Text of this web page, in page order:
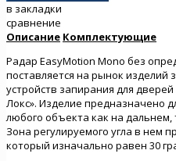
в закладки
сравнение
Описание Комплектующие
Радар EasyMotion Mono без
поставляется на рынок изделий
устройств запирания для
Локс». Изделие предназначено
любого объекта как на дальнем,
Зона регулируемого угла в нем
который изначально равен 30